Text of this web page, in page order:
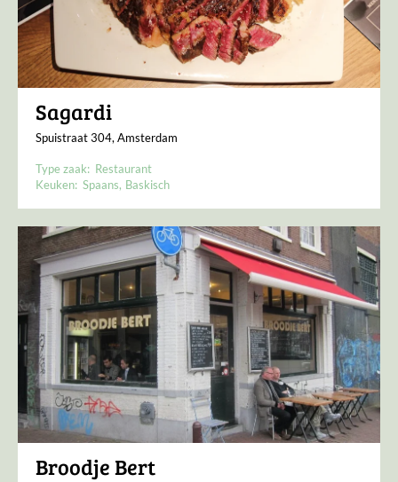
Sagardi
Spuistraat 304, Amsterdam
Type zaak: Restaurant
Keuken: Spaans Baskisch
Broodje Bert